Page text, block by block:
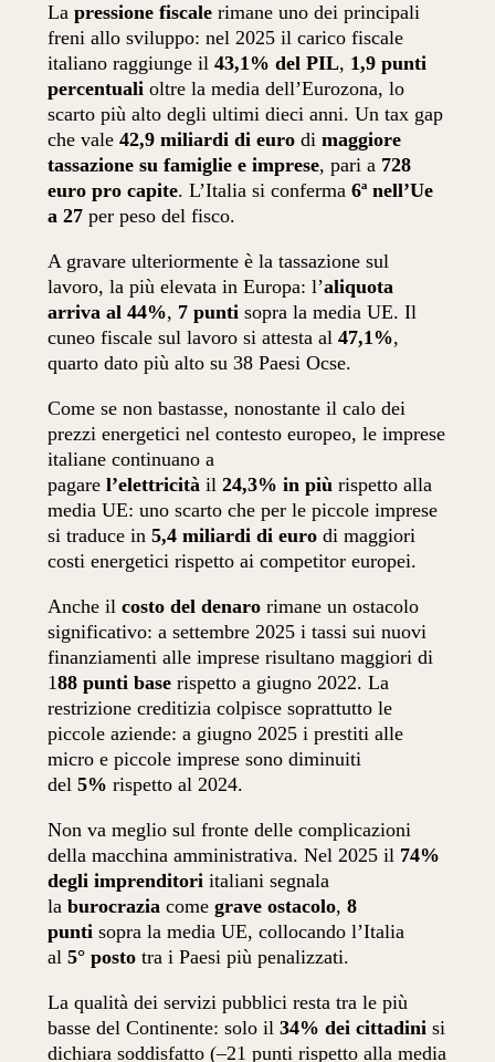
Lapressione fiscale rimane uno dei principali
freni allo sviluppo: nel 2025 il carico fiscale
italiano raggiunge il43,1% del PIL, 1,9 punti
percentuali oltre la media dell’Eurozona, lo
scarto più alto degli ultimi dieci anni. Un tax gap
che vale42,9 miliardi di euro dimaggiore
tassazione su famiglie e imprese, pari a 728
euro pro capite. L’Italia si conferma6ª nell’Ue
a 27 per peso del fisco.
A gravare ulteriormente è la tassazione sul
lavoro, la più elevata in Europa: l’aliquota
arriva al 44%, 7 punti sopra la media UE. Il
cuneo fiscale sul lavoro si attesta al47,1%,
quarto dato più alto su 38 Paesi Ocse.
Come se non bastasse, nonostante il calo dei
prezzi energetici nel contesto europeo, le imprese
italiane continuano a
pagare l’elettricità il24,3% in piùrispetto alla
media UE: uno scarto che per le piccole imprese
si traduce in5,4 miliardi di euro di maggiori
costi energetici rispetto ai competitor europei.
Anche ilcosto del denaro rimane un ostacolo
significativo: a settembre 2025 i tassi sui nuovi
finanziamenti alle imprese risultano maggiori di
188 punti base rispetto a giugno 2022. La
restrizione creditizia colpisce soprattutto le
piccole aziende: a giugno 2025 i prestiti alle
micro e piccole imprese sono diminuiti
del5%rispetto al 2024.
Non va meglio sul fronte delle complicazioni
della macchina amministrativa. Nel 2025 il 74%
degli imprenditori italiani segnala
laburocrazia comegrave ostacolo,8
punti sopra la media UE, collocando l’Italia
al5° posto tra i Paesi più penalizzati.
La qualità dei servizi pubblici resta tra le più
basse del Continente: solo il34% dei cittadini si
dichiara soddisfatto (–21 punti rispetto alla media